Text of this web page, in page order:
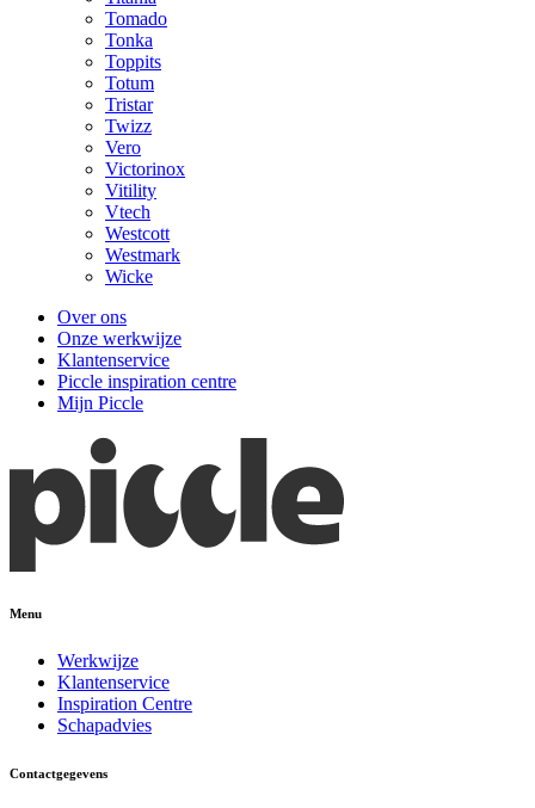
Tomado
Tonka
Toppits
Totum
Tristar
Twizz
Vero
Victorinox
Vitility
Vtech
Westcott
Westmark
Wicke
Over ons
Onze werkwijze
Klantenservice
Piccle inspiration centre
Mijn Piccle
Menu
Werkwijze
Klantenservice
Inspiration Centre
Schapadvies
Contactgegevens